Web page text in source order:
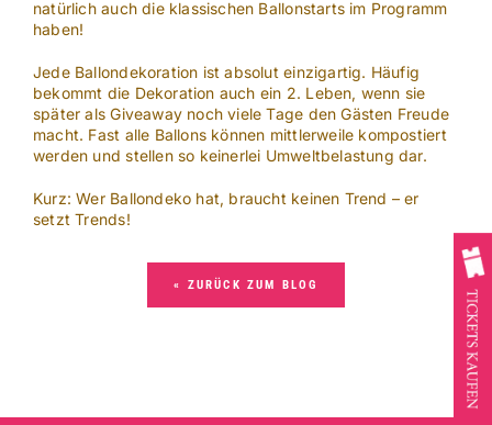
natürlich auch die klassischen Ballonstarts im Programm
haben!
Jede Ballondekoration ist absolut einzigartig. Häufig
bekommt die Dekoration auch ein 2. Leben, wenn sie
später als Giveaway noch viele Tage den Gästen Freude
macht. Fast alle Ballons können mittlerweile kompostiert
werden und stellen so keinerlei Umweltbelastung dar.
Kurz: Wer Ballondeko hat, braucht keinen Trend – er
setzt Trends!
« ZURÜCK ZUM BLOG